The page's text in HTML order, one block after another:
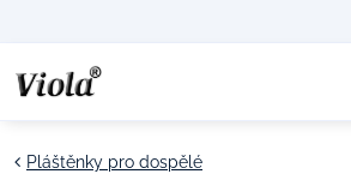
Pláštěnky pro dospělé